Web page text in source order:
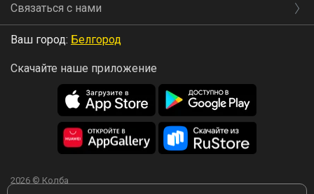
Связаться с нами
Ваш город: Белгород
Скачайте наше приложение
2026 © Колба